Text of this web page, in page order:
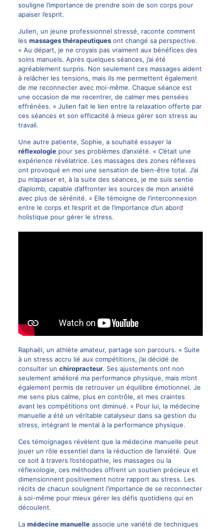
souligne l’importance de prendre soin de son corps pour
apaiser l’esprit.
Julien, un jeune professionnel stressé, raconte comment
les massages thérapeutiquesont changé sa perspective.
« Au départ, je ne croyais pas vraiment aux bénéfices des
soins manuels. Après quelques séances, j’ai été
agréablement surpris. Non seulement ces massages aident
à relâcher les tensions, mais ils me permettent également
de me reconnecter avec moi-même. Chaque séance est
une occasion de me recentrer, de calmer mes pensées
effrénées. » Julien fait le lien entre la relaxation offerte par
ces séances et son efficacité à mieux gérer son stress au
travail.
Une autre patiente, Sophie, a souhaité essayer la
réflexologiepour ses problèmes d’anxiété. « C’était une
expérience révélatrice. Les massages des zones réflexes
ont provoqué en moi une sensation de bien-être total. J’ai
pu m’apaiser et, à la suite des séances, je me suis sentie
d’aplomb, capable d’affronter les sources de mon anxiété
avec plus de sérénité. » Elle témoigne de l’interconnexion
entre le corps et l’esprit et de l’importance d’un abord
holistique pour gérer le stress.
Raphaël, un athlète amateur, partage son parcours. « Suite
à un stress accru lié aux compétitions, j’ai décidé de
consulter un chiropracteur. Ses ajustements ont non
seulement amélioré ma performance physique, mais m’ont
également permis de retrouver un équilibre émotionnel. Je
me sens plus calme, plus en contrôle, et mes craintes
avant les compétitions ont diminué. » Pour lui, la médecine
manuelle a été un véritable catalyseur dans sa gestion du
stress, intégrant le mental à la performance physique.
Ces témoignages révèlent que la médecine manuelle peut
jouer un rôle essentiel dans la réduction de l’anxiété. Que
ce soit à travers l’ostéopathie, les massages ou la
réflexologie, ces méthodes offrent un soutien précieux et
dimensionnent positivement notre rapport au stress. Les
récits de chacun soulignent l’importance de se reconnecter
à soi-même pour mieux gérer les défis quotidiens qui en
découlent.
La médecine manuelleassocie une variété de techniques